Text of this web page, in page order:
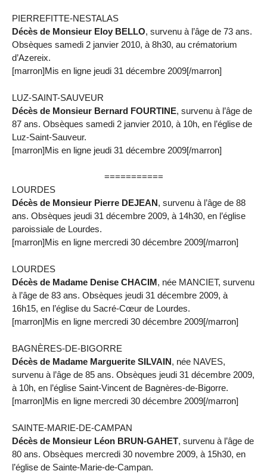
PIERREFITTE-NESTALAS
Décès de Monsieur Eloy BELLO, survenu à l’âge de 73 ans.
Obsèques samedi 2 janvier 2010, à 8h30, au crématorium
d’Azereix.
[marron]Mis en ligne jeudi 31 décembre 2009[/marron]
LUZ-SAINT-SAUVEUR
Décès de Monsieur Bernard FOURTINE, survenu à l’âge de
87 ans. Obsèques samedi 2 janvier 2010, à 10h, en l’église de
Luz-Saint-Sauveur.
[marron]Mis en ligne jeudi 31 décembre 2009[/marron]
===========
LOURDES
Décès de Monsieur Pierre DEJEAN , survenu à l’âge de 88
ans. Obsèques jeudi 31 décembre 2009, à 14h30, en l’église
paroissiale de Lourdes.
[marron]Mis en ligne mercredi 30 décembre 2009[/marron]
LOURDES
Décès de Madame Denise CHACIM, née MANCIET, survenu
à l’âge de 83 ans. Obsèques jeudi 31 décembre 2009, à
16h15, en l’église du Sacré-Cœur de Lourdes.
[marron]Mis en ligne mercredi 30 décembre 2009[/marron]
BAGNÈRES-DE-BIGORRE
Décès de Madame Marguerite SILVAIN, née NAVES,
survenu à l’âge de 85 ans. Obsèques jeudi 31 décembre 2009,
à 10h, en l’église Saint-Vincent de Bagnères-de-Bigorre.
[marron]Mis en ligne mercredi 30 décembre 2009[/marron]
SAINTE-MARIE-DE-CAMPAN
Décès de Monsieur Léon BRUN-GAHET, survenu à l’âge de
80 ans. Obsèques mercredi 30 novembre 2009, à 15h30, en
l’église de Sainte-Marie-de-Campan.